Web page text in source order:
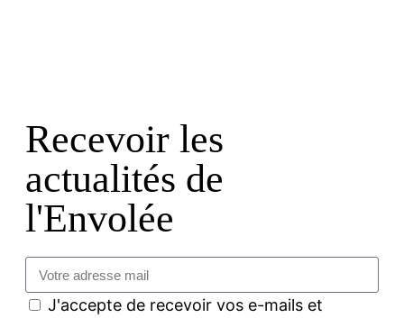
Recevoir les
actualités de
l'Envolée
J'accepte de recevoir vos e-mails et